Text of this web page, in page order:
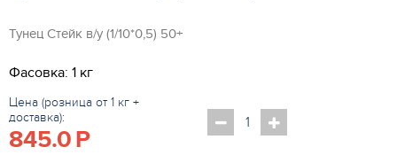
Тунец Стейк в/у (1/10*0,5) 50+
Фасовка: 1 кг
Цена (розница от 1 кг +
доставка):
845.0P